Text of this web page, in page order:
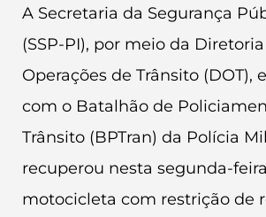
A Secretaria da Segurança
(SSP-PI), por meio da
Operações de Trânsito (DOT),
com o Batalhão de
Trânsito (BPTran) da Polícia
recuperou nesta segunda-
motocicleta com restrição de